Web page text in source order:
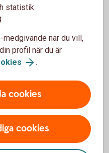
historia och även vår
bra kommer
och verka här. Att få
är oerhört roligt och vi tror
på vattnet för hela
samtidigt som övrig
2023, kommer att heta
statistik
när du vill,
profil när du är
.
cookies
cookies